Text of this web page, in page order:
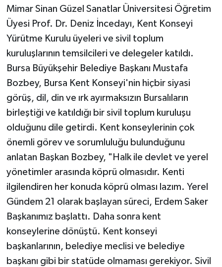
Mimar Sinan Güzel Sanatlar Üniversitesi Öğretim
Üyesi Prof. Dr. Deniz İncedayı, Kent Konseyi
Yürütme Kurulu üyeleri ve sivil toplum
kuruluşlarının temsilcileri ve delegeler katıldı.
Bursa Büyükşehir Belediye Başkanı Mustafa
Bozbey, Bursa Kent Konseyi'nin hiçbir siyasi
görüş, dil, din ve ırk ayırmaksızın Bursalıların
birleştiği ve katıldığı bir sivil toplum kuruluşu
olduğunu dile getirdi. Kent konseylerinin çok
önemli görev ve sorumluluğu bulunduğunu
anlatan Başkan Bozbey, "Halk ile devlet ve yerel
yönetimler arasında köprü olmasıdır. Kenti
ilgilendiren her konuda köprü olması lazım. Yerel
Gündem 21 olarak başlayan süreci, Erdem Saker
Başkanımız başlattı. Daha sonra kent
konseylerine dönüştü. Kent konseyi
başkanlarının, belediye meclisi ve belediye
başkanı gibi bir statüde olmaması gerekiyor. Sivil